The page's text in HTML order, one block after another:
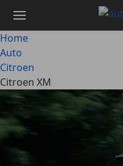
contenuto
principale
Home
Auto
Citroen
Citroen XM